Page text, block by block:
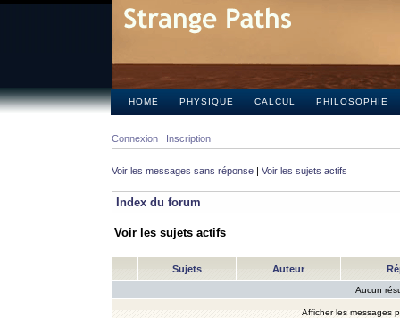
HOME PHYSIQUE CALCUL PHILOSOPHIE
Connexion Inscription
Voir les messages sans réponse | Voir les sujets actifs
Index du forum
Voir les sujets actifs
Sujets Auteur
Aucun
Afficher les messages